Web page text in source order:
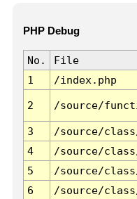
PHP Debug
No. File
1
/index.php
2 /source/
3 /source/
4
/source/
5
/source/
6
/source/